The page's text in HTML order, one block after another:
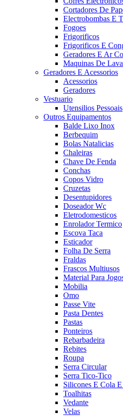
Cortadores De
Electrobombas E
Fogoes
Frigorificos
Frigorificos E
Geradores E Ar
Maquinas De
Geradores E Acessorios
Acessorios
Geradores
Vestuario
Utensilios Pessoais
Outros Equipamentos
Balde Lixo Inox
Berbequim
Bolas Natalicias
Chaleiras
Chave De Fenda
Conchas
Copos Vidro
Cruzetas
Desentupidores
Doseador Wc
Eletrodomesticos
Enrolador Termico
Escova Taca
Esticador
Folha De Serra
Fraldas
Frascos Multiusos
Material Para
Mobilia
Omo
Passe Vite
Pasta Dentes
Pastas
Ponteiros
Rebarbadeira
Rebites
Roupa
Serra Circular
Serra Tico-Tico
Silicones E Cola
Toalhitas
Vedante
Velas